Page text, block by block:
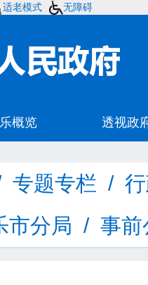
适老模式 无障碍
专题专栏 /
市分局 / 事前